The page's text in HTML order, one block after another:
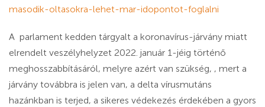
masodik-oltasokra-lehet-mar-idopontot-foglalni
A parlament kedden tárgyalt a koronavírus-járvány miatt
elrendelt veszélyhelyzet 2022. január 1-jéig történő
meghosszabbításáról, melyre azért van szükség, , mert a
járvány továbbra is jelen van, a delta vírusmutáns
hazánkban is terjed, a sikeres védekezés érdekében a gyors